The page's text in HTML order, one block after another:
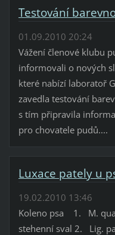
Testování
01.09.2010 20:24
Vážení členové klubu
informovali o nových
které nabízí laboratoř
zavedla testování
s tím připravila
pro chovatele pudů....
Luxace pately u
19.02.2010 13:46
Koleno psa 1. M.
stehenní sval 2. Lig.